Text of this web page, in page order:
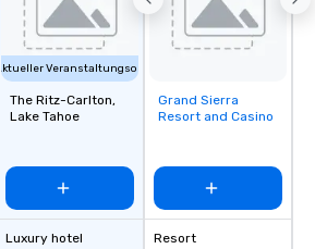
Aktueller Veranstaltungsort
The Ritz-Carlton,
Lake Tahoe
Luxury hotel
Removed from
favorites
Grand Sierra
Resort and Casino
Resort